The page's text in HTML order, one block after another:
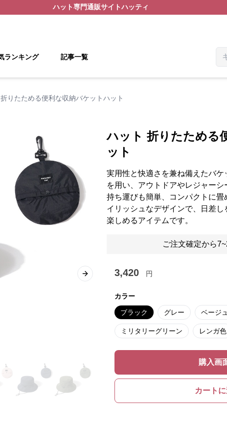
ハット専門通販サイトハッティ
ランキング 記事一覧
りたためる便利な収納バケットハット
Next slide
ハット 折りたためる
ット
実用性と快適さを兼ね備えたバ
を用い、アウトドアやレジャー
持ち運びも簡単、コンパクトに
イリッシュなデザインで、日差
楽しめるアイテムです。
ご注文確定から
3,420 円
カラー
ブラック グレー ベージュ
ミリタリーグリーン レンガ色
購入画
カート